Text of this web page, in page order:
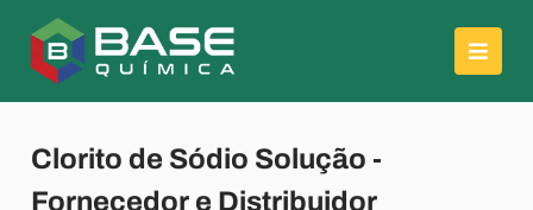
Clorito de Sódio Solução -
Fornecedor e Distribuidor